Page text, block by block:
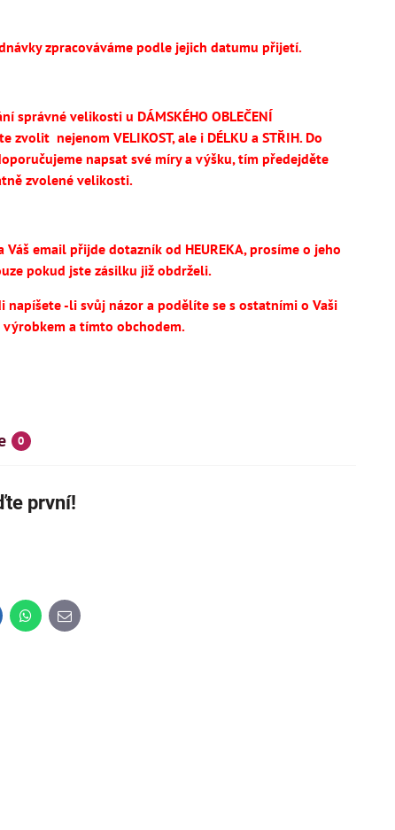
zpracováváme podle jejich datumu přijetí.
správné velikosti u DÁMSKÉHO OBLEČENÍ
zvolitnejenom VELIKOST, ale i DÉLKU a STŘIH. Do
napsat své míry a výšku, tím předejděte
zvolené velikosti.
Váš email přijde dotazník od HEUREKA, prosíme o jeho
pokud jste zásilku již obdrželi.
napíšete -li svůj názor a podělíte se s ostatními o Vaši
výrobkem a tímto obchodem.
0
první!
WhatsApp
E-
mail
VÝROBEK